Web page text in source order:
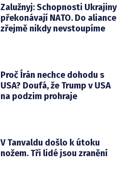
Zalužnyj: Schopnosti Ukrajiny
překonávají NATO. Do aliance
zřejmě nikdy nevstoupíme
Proč Írán nechce dohodu s
USA? Doufá, že Trump v USA
na podzim prohraje
V Tanvaldu došlo k útoku
nožem. Tři lidé jsou zranění